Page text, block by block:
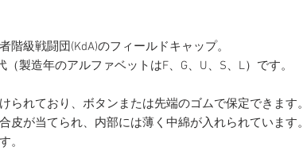
階級戦闘団(KdA)のフィールドキャップ。
（製造年のアルファベットはF、G、U、S、L）です。
られており、ボタンまたは先端のゴムで保定できます。
皮が当てられ、内部には薄く中綿が入れられています。
。